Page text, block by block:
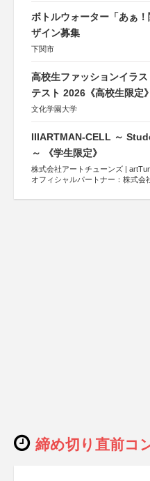
ボトルウォーター「あぁ
ザイン募集
下関市
高校生ファッションイラ
テスト 2026《高校生限定》
文化学園大学
IIIARTMAN-CELL ～
～ 《学生限定》
株式会社アートチューンズ |
オフィシャルパートナー：株式会
締め切り直前コ